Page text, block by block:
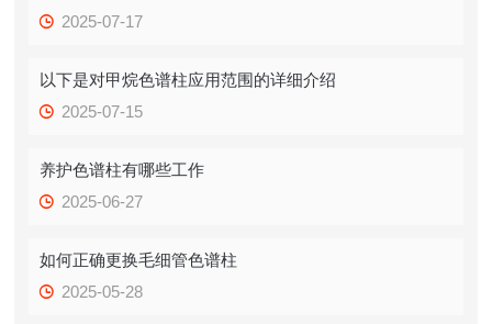
2025-07-17
以下是对甲烷色谱柱应用范围的详细介绍
2025-07-15
养护色谱柱有哪些工作
2025-06-27
如何正确更换毛细管色谱柱
2025-05-28